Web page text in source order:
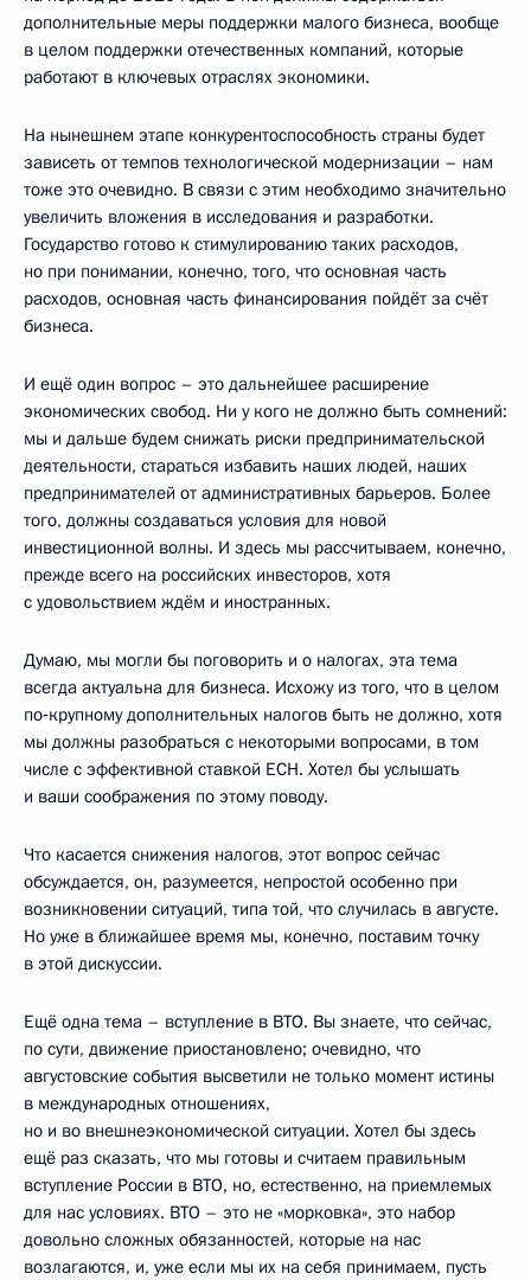
дополнительные меры поддержки малого бизнеса, вообще
в целом поддержки отечественных компаний, которые
работают в ключевых отраслях экономики.
На нынешнем этапе конкурентоспособность страны будет
зависеть от темпов технологической модернизации – нам
тоже это очевидно. В связи с этим необходимо значительно
увеличить вложения в исследования и разработки.
Государство готово к стимулированию таких расходов,
но при понимании, конечно, того, что основная часть
расходов, основная часть финансирования пойдёт за счёт
бизнеса.
И ещё один вопрос – это дальнейшее расширение
экономических свобод. Ни у кого не должно быть сомнений:
мы и дальше будем снижать риски предпринимательской
деятельности, стараться избавить наших людей, наших
предпринимателей от административных барьеров. Более
того, должны создаваться условия для новой
инвестиционной волны. И здесь мы рассчитываем, конечно,
прежде всего на российских инвесторов, хотя
с удовольствием ждём и иностранных.
Думаю, мы могли бы поговорить и о налогах, эта тема
всегда актуальна для бизнеса. Исхожу из того, что в целом
по‑крупному дополнительных налогов быть не должно, хотя
мы должны разобраться с некоторыми вопросами, в том
числе с эффективной ставкой ЕСН. Хотел бы услышать
и ваши соображения по этому поводу.
Что касается снижения налогов, этот вопрос сейчас
обсуждается, он, разумеется, непростой особенно при
возникновении ситуаций, типа той, что случилась в августе.
Но уже в ближайшее время мы, конечно, поставим точку
в этой дискуссии.
Ещё одна тема – вступление в ВТО. Вы знаете, что сейчас,
по сути, движение приостановлено; очевидно, что
августовские события высветили не только момент истины
в международных отношениях,
но и во внешнеэкономической ситуации. Хотел бы здесь
ещё раз сказать, что мы готовы и считаем правильным
вступление России в ВТО, но, естественно, на приемлемых
для нас условиях. ВТО – это не «морковка», это набор
довольно сложных обязанностей, которые на нас
возлагаются, и, уже если мы их на себя принимаем, пусть